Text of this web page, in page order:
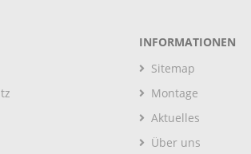
INFORMATIONEN
Sitemap
Montage
Aktuelles
Über uns